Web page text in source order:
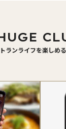
ランライフを楽しめ